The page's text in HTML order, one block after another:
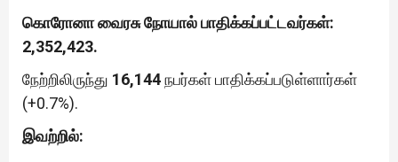
கொரோனா வைரசு நோயால் பாதிக்கப்பட்டவர்கள்:
2,352,423.
நேற்றிலிருந்து 16,144நபர்கள் பாதிக்கப்படுள்ளார்கள்
(+0.7%).
இவற்றில்: